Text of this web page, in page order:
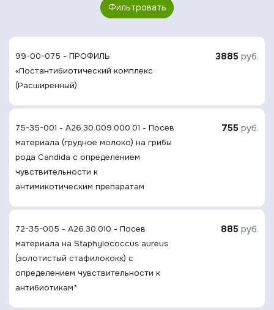
Фильтровать
99-00-075 - ПРОФИЛЬ
«Постантибиотический комплекс
(Расширенный)
3885 руб.
75-35-001 - A26.30.009.000.01 - Посев
материала (грудное молоко) на грибы
рода Candida с определением
чувствительности к
антимикотическим препаратам
755 руб.
72-35-005 - A26.30.010 - Посев
материала на Staphylocосcus aureus
(золотистый стафилококк) с
определением чувcтвительности к
антибиотикам*
885 руб.